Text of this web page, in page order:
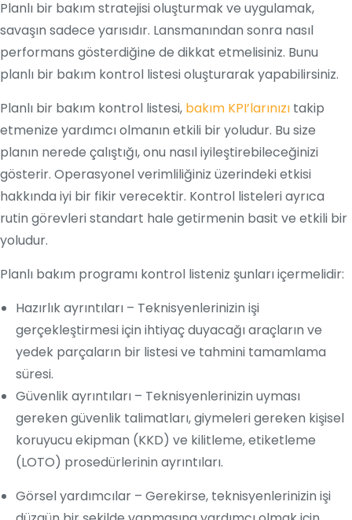
Planlı bir bakım stratejisi oluşturmak ve uygulamak,
savaşın sadece yarısıdır. Lansmanından sonra nasıl
performans gösterdiğine de dikkat etmelisiniz. Bunu
planlı bir bakım kontrol listesi oluşturarak yapabilirsiniz.
Planlı bir bakım kontrol listesi, bakım KPI’larınızı takip
etmenize yardımcı olmanın etkili bir yoludur. Bu size
planın nerede çalıştığı, onu nasıl iyileştirebileceğinizi
gösterir. Operasyonel verimliliğiniz üzerindeki etkisi
hakkında iyi bir fikir verecektir. Kontrol listeleri ayrıca
rutin görevleri standart hale getirmenin basit ve etkili bir
yoludur.
Planlı bakım programı kontrol listeniz şunları içermelidir:
Hazırlık ayrıntıları – Teknisyenlerinizin işi
gerçekleştirmesi için ihtiyaç duyacağı araçların ve
yedek parçaların bir listesi ve tahmini tamamlama
süresi.
Güvenlik ayrıntıları – Teknisyenlerinizin uyması
gereken güvenlik talimatları, giymeleri gereken kişisel
koruyucu ekipman (KKD) ve kilitleme, etiketleme
(LOTO) prosedürlerinin ayrıntıları.
Görsel yardımcılar – Gerekirse, teknisyenlerinizin işi